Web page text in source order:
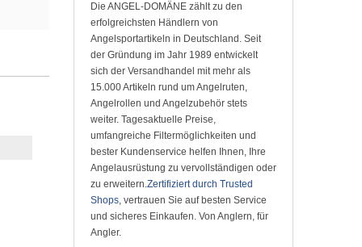
Die ANGEL-DOMÄNE zählt zu den
erfolgreichsten Händlern von
Angelsportartikeln in Deutschland. Seit
der Gründung im Jahr 1989 entwickelt
sich der Versandhandel mit mehr als
15.000 Artikeln rund um Angelruten,
Angelrollen und Angelzubehör stets
weiter. Tagesaktuelle Preise,
umfangreiche Filtermöglichkeiten und
bester Kundenservice helfen Ihnen, Ihre
Angelausrüstung zu vervollständigen oder
zu erweitern.Zertifiziert durch Trusted
Shops, vertrauen Sie auf besten Service
und sicheres Einkaufen. Von Anglern, für
Angler.